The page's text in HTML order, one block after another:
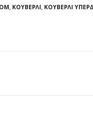
, ΚΟΥΒΕΡΛΊ, ΚΟΥΒΕΡΛΊ